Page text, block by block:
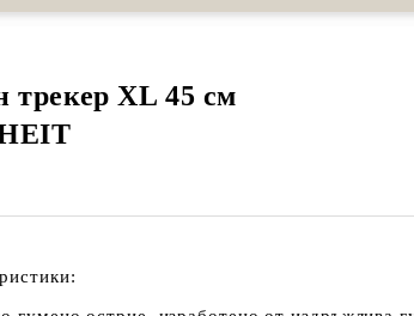
трекер XL 45 см